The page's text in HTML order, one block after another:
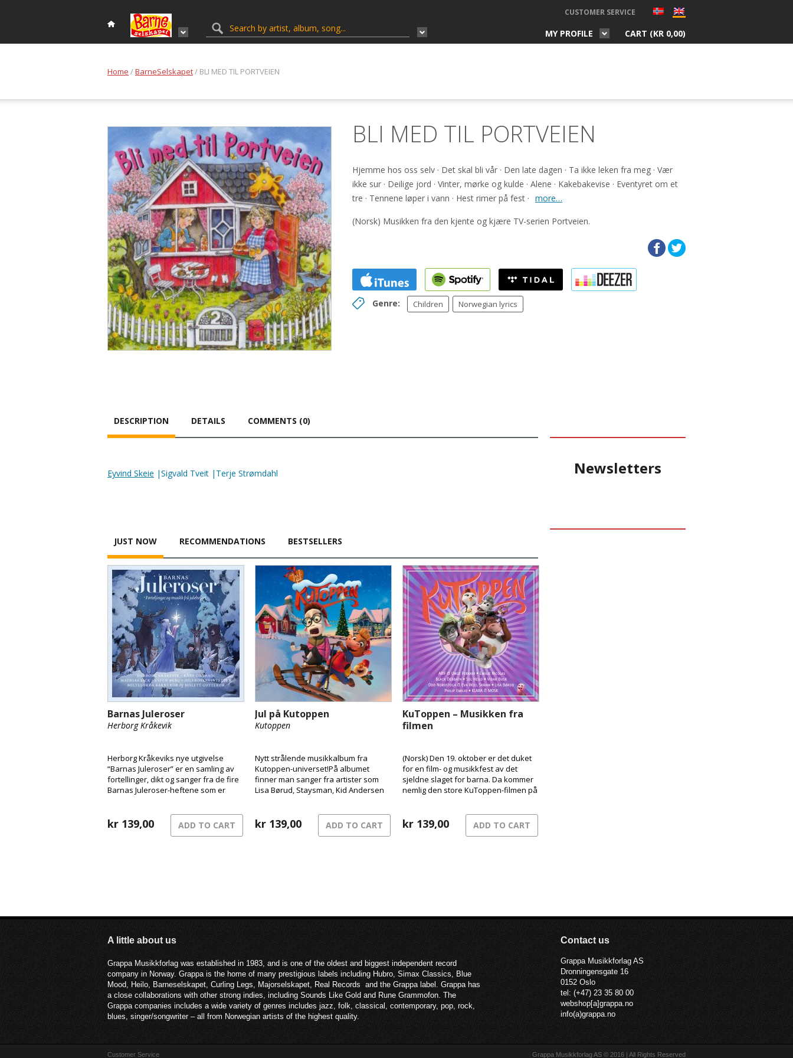
CUSTOMER SERVICE
MY PROFILE CART (KR 0,00)
Home /BarneSelskapet/ BLI MED TIL PORTVEIEN
BLI MED TIL PORTVEIEN
Hjemme hos oss selv · Det skal bli vår · Den late dagen · Ta ikke leken fra meg · Vær
ikke sur · Deilige jord · Vinter, mørke og kulde · Alene · Kakebakevise · Eventyret om et
tre · Tennene løper i vann · Hest rimer på fest · more…
(Norsk) Musikken fra den kjente og kjære TV-serien Portveien.
Genre: Children Norwegian lyrics
DESCRIPTION DETAILS COMMENTS (0)
Eyvind Skeie |Sigvald Tveit |Terje Strømdahl
JUST NOW RECOMMENDATIONS BESTSELLERS
Barnas Juleroser
Herborg Kråkevik
Herborg Kråkeviks nye utgivelse
“Barnas Juleroser” er en samling av
fortellinger, dikt og sanger fra de fire
Barnas Juleroser-heftene som er
varm blanding av lydbok og musikk.
kr 139,00 ADD TO CART
Jul på Kutoppen
Kutoppen
Nytt strålende musikkalbum fra
Kutoppen-universet!På albumet
finner man sanger fra artister som
Lisa Børud, Staysman, Kid Andersen
kr 139,00 ADD TO CART
KuToppen – Musikken fra
filmen
(Norsk) Den 19. oktober er det duket
for en film- og musikkfest av det
sjeldne slaget for barna. Da kommer
nemlig den store KuToppen-filmen på
bråte kjente artister!
kr 139,00 ADD TO CART
Newsletters
A little about us
Grappa Musikkforlag was established in 1983, and is one of the oldest and biggest independent record
company in Norway. Grappa is the home of many prestigious labels including Hubro, Simax Classics, Blue
Mood, Heilo, Barneselskapet, Curling Legs, Majorselskapet, Real Records and the Grappa label. Grappa has
a close collaborations with other strong indies, including Sounds Like Gold and Rune Grammofon. The
Grappa companies includes a wide variety of genres includes jazz, folk, classical, contemporary, pop, rock,
blues, singer/songwriter – all from Norwegian artists of the highest quality.
Contact us
Grappa Musikkforlag AS
Dronningensgate 16
0152 Oslo
tel: (+47) 23 35 80 00
webshop[a]grappa.no
info(a)grappa.no
Customer Service Grappa Musikkforlag AS © 2016 | All Rights Reserved